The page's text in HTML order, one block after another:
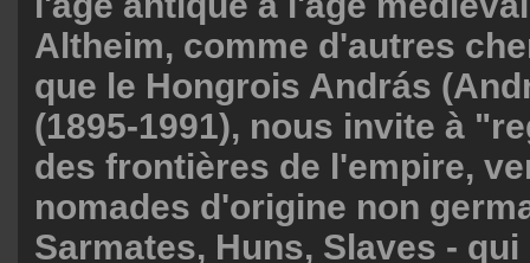
Altheim, comme d'autres
que le Hongrois András
(1895-1991), nous invite à
des frontières de l'empire,
nomades d'origine non
Sarmates, Huns, Slaves -